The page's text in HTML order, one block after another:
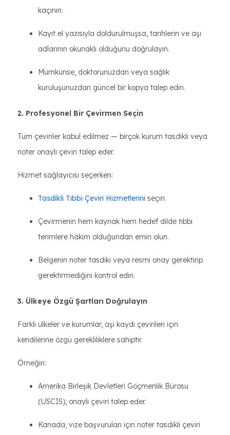
kaçının.
Kayıt el yazısıyla doldurulmuşsa, tarihlerin ve aşı
adlarının okunaklı olduğunu doğrulayın.
Mümkünse, doktorunuzdan veya sağlık
kuruluşunuzdan güncel bir kopya talep edin.
2. Profesyonel Bir Çevirmen Seçin
Tüm çeviriler kabul edilmez — birçok kurum tasdikli veya
noter onaylı çeviri talep eder.
Hizmet sağlayıcısı seçerken:
Tasdikli Tıbbi Çeviri Hizmetlerini seçin.
Çevirmenin hem kaynak hem hedef dilde tıbbi
terimlere hâkim olduğundan emin olun.
Belgenin noter tasdiki veya resmi onay gerektirip
gerektirmediğini kontrol edin.
3. Ülkeye Özgü Şartları Doğrulayın
Farklı ülkeler ve kurumlar, aşı kaydı çevirileri için
kendilerine özgü gerekliliklere sahiptir.
Örneğin:
Amerika Birleşik Devletleri Göçmenlik Bürosu
(USCIS), onaylı çeviri talep eder.
Kanada, vize başvuruları için noter tasdikli çeviri